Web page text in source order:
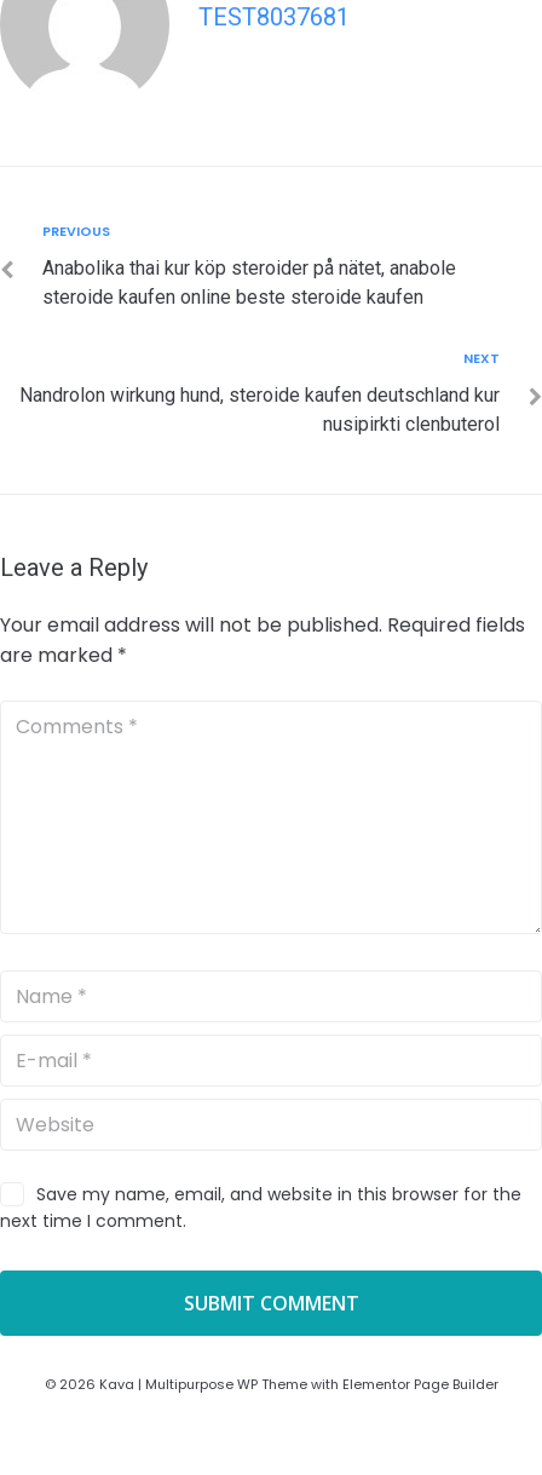
TEST8037681
navigation
Previous
PREVIOUS
Anabolika thai kur köp steroider på nätet, anabole
steroide kaufen online beste steroide kaufen
NEXT
Nandrolon wirkung hund, steroide kaufen deutschland kur
nusipirkti clenbuterol
Leave a Reply
Your email address will not be published. Required fields
are marked *
Save my name, email, and website in this browser for the
next time I comment.
© 2026 Kava | Multipurpose WP Theme with Elementor Page Builder